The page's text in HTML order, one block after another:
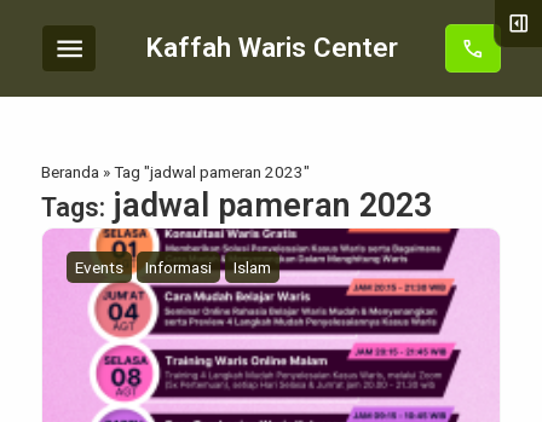
menu Kaffah Waris Center call
Beranda »Tag "jadwal pameran 2023"
Tags: jadwal pameran 2023
Events Informasi Islam
right_panel_open